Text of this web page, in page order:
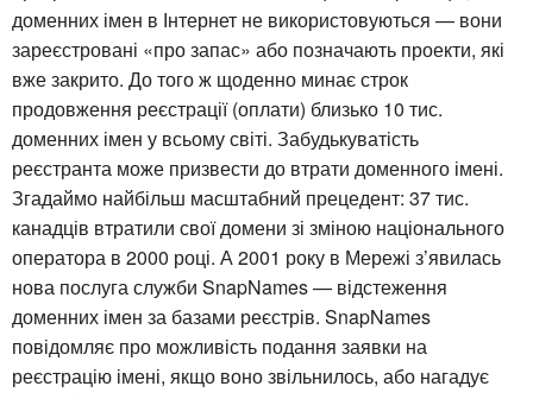
доменних імен в Інтернет не використовуються — вони
зареєстровані «про запас» або позначають проекти, які
вже закрито. До того ж щоденно минає строк
продовження реєстрації (оплати) близько 10 тис.
доменних імен у всьому світі. Забудькуватість
реєстранта може призвести до втрати доменного імені.
Згадаймо найбільш масштабний прецедент: 37 тис.
канадців втратили свої домени зі зміною національного
оператора в 2000 році. А 2001 року в Мережі з’явилась
нова послуга служби SnapNames — відстеження
доменних імен за базами реєстрів. SnapNames
повідомляє про можливість подання заявки на
реєстрацію імені, якщо воно звільнилось, або нагадує